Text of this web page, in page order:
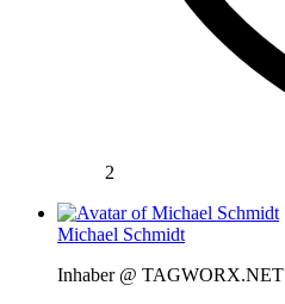
2
Michael Schmidt
Inhaber @ TAGWORX.NET